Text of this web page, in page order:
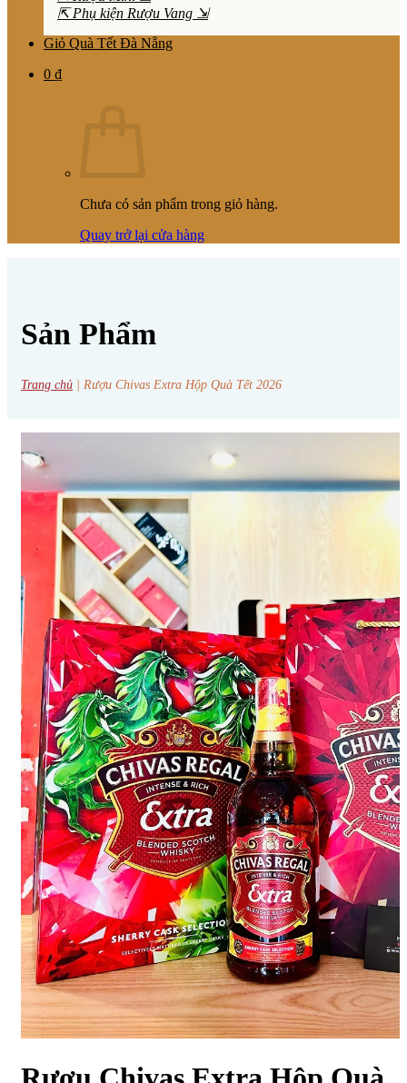
⇱ Phụ kiện Rượu Vang ⇲
Giỏ Quà Tết Đà Nẵng
0 ₫
Chưa có sản phẩm trong giỏ hàng.
Quay trở lại cửa hàng
Sản Phẩm
Trang chủ Rượu Chivas Extra Hộp Quà Tết 2026